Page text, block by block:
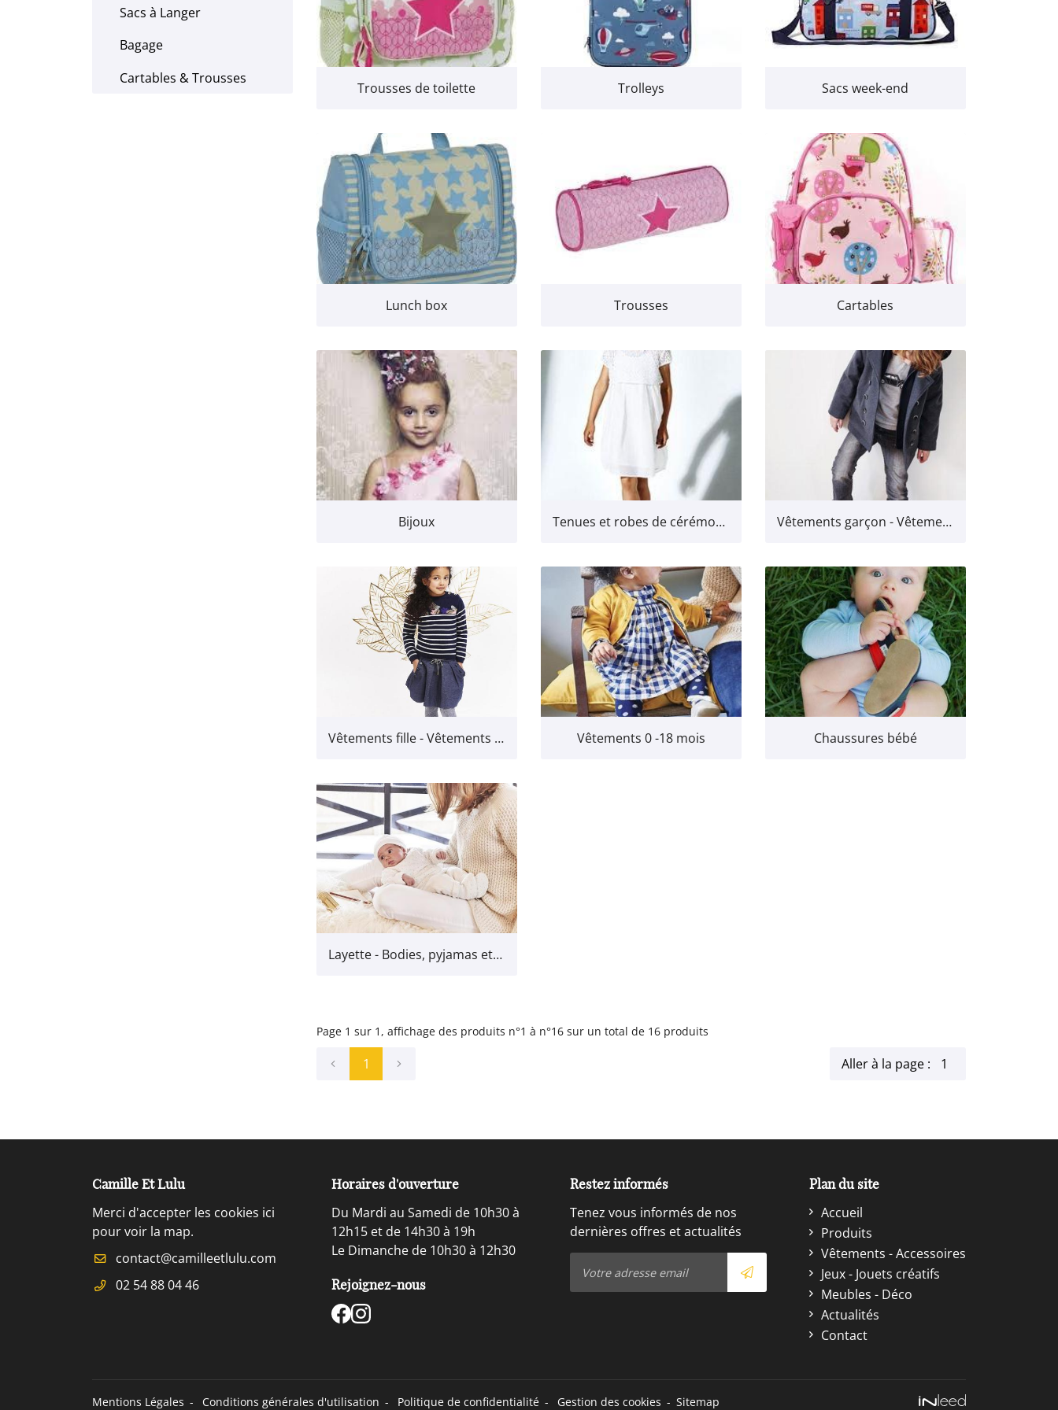
Sacs à Langer
Bagage
Cartables & Trousses
Trousses de toilette Trolleys Sacs week-end
Lunch box Trousses Cartables
Bijoux Tenues et robes de cérémonie Vêtements garçon - Vêtements pour les garçons jusqu'à 7 ans
Vêtements fille - Vêtements pour les filles jusqu'à 7 ans Vêtements 0 -18 mois Chaussures bébé
Layette - Bodies, pyjamas et combinaisons pour bébé
Page 1 sur 1, affichage des produits n°1 à n°16 sur un total de 16 produits
1 Aller à la page :
Camille Et Lulu
Merci d'accepter les cookies ici
pour voir la map.
02 54 88 04 46
Horaires d'ouverture
Du Mardi au Samedi de 10h30 à
12h15 et de 14h30 à 19h
Le Dimanche de 10h30 à 12h30
Rejoignez-nous
Restez informés
Tenez vous informés de nos
dernières offres et actualités
Plan du site
Accueil
Produits
Vêtements - Accessoires
Jeux - Jouets créatifs
Meubles - Déco
Actualités
Contact
Mentions Légales Conditions générales d'utilisation Politique de confidentialité Gestion des cookies Sitemap